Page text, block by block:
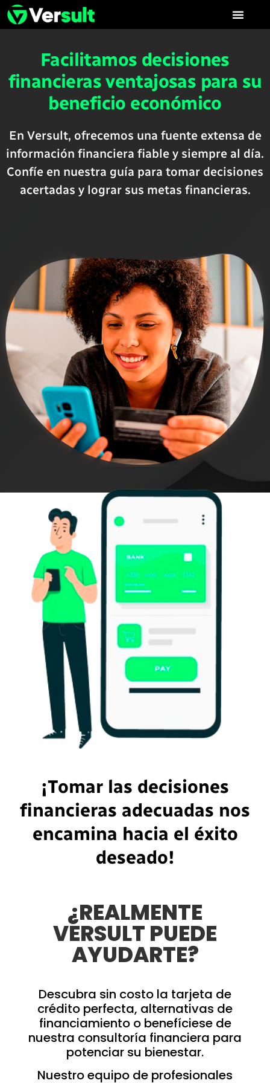
Facilitamos decisiones
financieras ventajosas para su
beneficio económico
En Versult, ofrecemos una fuente extensa de
información financiera fiable y siempre al día.
Confíe en nuestra guía para tomar decisiones
acertadas y lograr sus metas financieras.
¡Tomar las decisiones
financieras adecuadas nos
encamina hacia el éxito
deseado!
¿REALMENTE
VERSULT PUEDE
AYUDARTE?
Descubra sin costo la tarjeta de
crédito perfecta, alternativas de
financiamiento o benefíciese de
nuestra consultoría financiera para
potenciar su bienestar.
Nuestro equipo de profesionales